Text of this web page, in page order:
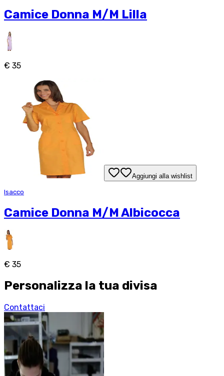
Camice Donna M/M Lilla
€ 35
Aggiungi alla wishlist
Isacco
Camice Donna M/M Albicocca
€ 35
Personalizza la tua divisa
Contattaci